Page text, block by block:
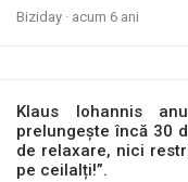
Biziday · acum 6 ani
Klaus Iohannis
prelungește încă 30
de relaxare, nici
pe ceilalți!”.